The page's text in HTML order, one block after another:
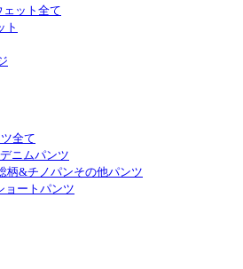
ェット全て
ト
全て
デニムパンツ
柄&チノパンその他パンツ
ョートパンツ